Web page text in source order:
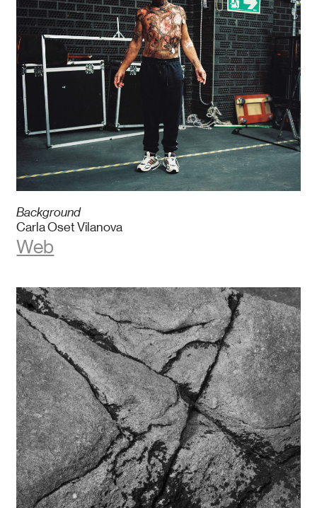
Background
Carla Oset Vilanova
Web